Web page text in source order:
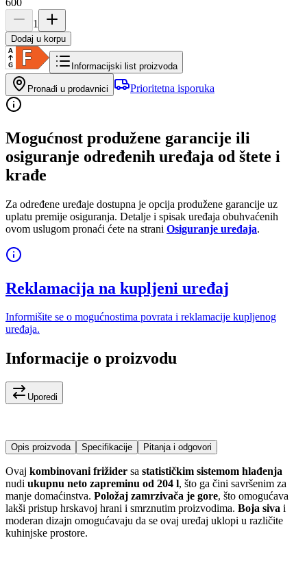
1
Dodaj u korpu
Informacijski list proizvoda
Pronađi u prodavnici Prioritetna isporuka
Mogućnost produžene garancije ili
osiguranje određenih uređaja od štete i
krađe
Za određene uređaje dostupna je opcija produžene garancije uz
uplatu premije osiguranja. Detalje i spisak uređaja obuhvaćenih
ovom uslugom pronaći ćete na strani Osiguranje uređaja.
Reklamacija na kupljeni uređaj
Informišite se o mogućnostima povrata i reklamacije kupljenog
uređaja.
Informacije o proizvodu
Uporedi
Opis proizvoda Specifikacije Pitanja i odgovori
Ovaj kombinovani frižider sa statističkim sistemom hlađenja
nudi ukupnu neto zapreminu od 204 l, što ga čini savršenim za
manje domaćinstva. Položaj zamrzivača je gore, što omogućava
lakši pristup hrskavoj hrani i smrznutim proizvodima. Boja siva i
moderan dizajn omogućavaju da se ovaj uređaj uklopi u različite
kuhinjske prostore.